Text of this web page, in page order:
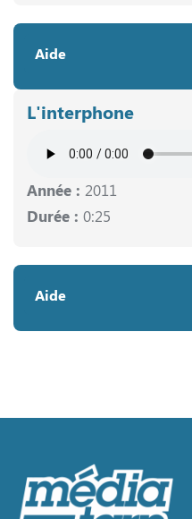
Aide
L'interphone
Année : 2011
Durée : 0:25
Aide